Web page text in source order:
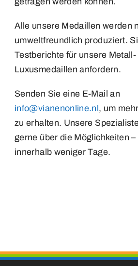
Alle unsere Medaillen werden
umweltfreundlich produziert.
Testberichte für unsere Metall-
Luxusmedaillen anfordern.
Senden Sie eine E-Mail an
info@vianenonline.nl , um
zu erhalten. Unsere
gerne über die Möglichkeiten
innerhalb weniger Tage.